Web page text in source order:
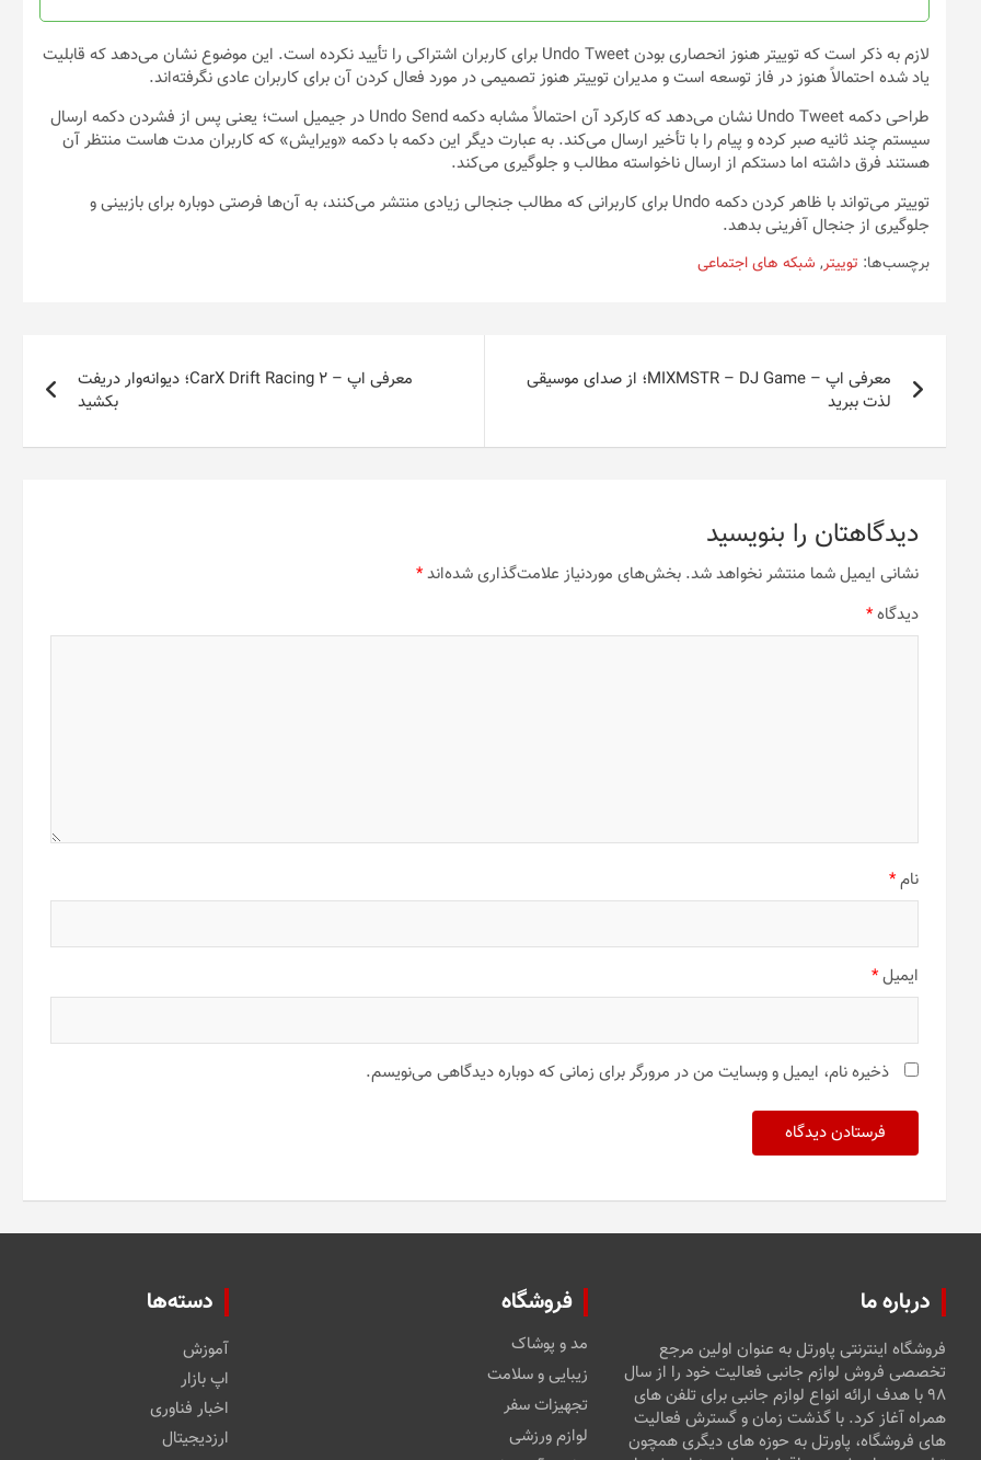
محصول
شوند
لازم به ذکر است که توییتر هنوز انحصاری بودن Undo Tweet برای کاربران اشتراکی را تأیید نکرده است. این موضوع نشان می‌دهد که قابلیت
یاد شده احتمالاً هنوز در فاز توسعه است و مدیران توییتر هنوز تصمیمی در مورد فعال کردن آن برای کاربران عادی نگرفته‌اند.
طراحی دکمه Undo Tweet نشان می‌دهد که کارکرد آن احتمالاً مشابه دکمه Undo Send در جیمیل است؛ یعنی پس از فشردن دکمه ارسال
سیستم چند ثانیه صبر کرده و پیام را با تأخیر ارسال می‌کند. به عبارت دیگر این دکمه با دکمه «ویرایش» که کاربران مدت هاست منتظر آن
هستند فرق داشته اما دستکم از ارسال ناخواسته مطالب و جلوگیری می‌کند.
توییتر می‌تواند با ظاهر کردن دکمه Undo برای کاربرانی که مطالب جنجالی زیادی منتشر می‌کنند، به آن‌ها فرصتی دوباره برای بازبینی و
جلوگیری از جنجال آفرینی بدهد.
برچسب‌ها: توییتر, شبکه های اجتماعی
نوشته
معرفی اپ – MIXMSTR – DJ Game؛ از صدای موسیقی
لذت ببرید
معرفی اپ – CarX Drift Racing 2؛ دیوانه‌وار دریفت
بکشید
دیدگاهتان را بنویسید
نشانی ایمیل شما منتشر نخواهد شد. بخش‌های موردنیاز علامت‌گذاری شده‌اند*
دیدگاه*
نام*
ایمیل*
ذخیره نام، ایمیل و وبسایت من در مرورگر برای زمانی که دوباره دیدگاهی می‌نویسم.
درباره ما
فروشگاه اینترنتی پاورتل به عنوان اولین مرجع
تخصصی فروش لوازم جانبی فعالیت خود را از سال
۹۸ با هدف ارائه انواع لوازم جانبی برای تلفن های
همراه آغاز کرد. با گذشت زمان و گسترش فعالیت
های فروشگاه، پاورتل به حوزه های دیگری همچون
فروشگاه
مد و پوشاک
زیبایی و سلامت
تجهیزات سفر
لوازم ورزشی
دسته‌ها
آموزش
اپ بازار
اخبار فناوری
ارزدیجیتال